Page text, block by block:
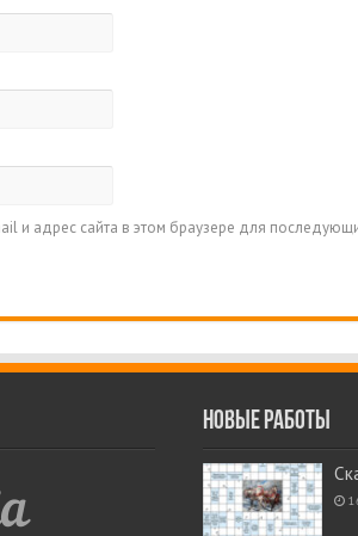
и адрес сайта в этом браузере для
Новые работы